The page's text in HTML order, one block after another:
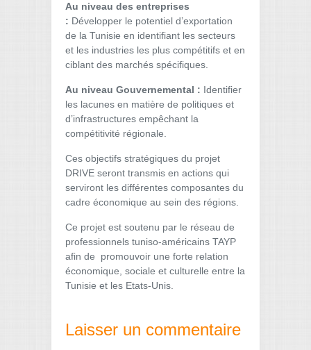
Au niveau des entreprises
: Développer le potentiel d’exportation
de la Tunisie en identifiant les secteurs
et les industries les plus compétitifs et en
ciblant des marchés spécifiques.
Au niveau Gouvernemental : Identifier
les lacunes en matière de politiques et
d’infrastructures empêchant la
compétitivité régionale.
Ces objectifs stratégiques du projet
DRIVE seront transmis en actions qui
serviront les différentes composantes du
cadre économique au sein des régions.
Ce projet est soutenu par le réseau de
professionnels tuniso-américains TAYP
afin de promouvoir une forte relation
économique, sociale et culturelle entre la
Tunisie et les Etats-Unis.
Laisser un commentaire